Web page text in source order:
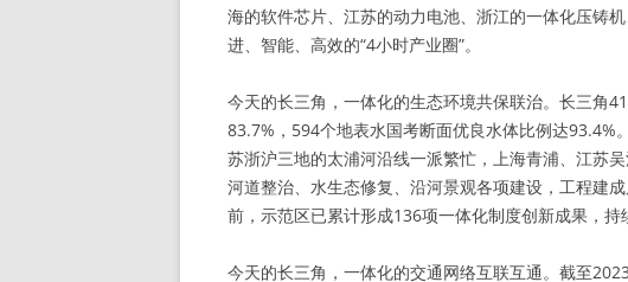
海的软件芯片、江苏的动力电池、浙江的一体化压铸
进、智能、高效的“4小时产业圈”。
今天的长三角，一体化的生态环境共保联治。长三角
83.7%，594个地表水国考断面优良水体比例达93.4%
苏浙沪三地的太浦河沿线一派繁忙，上海青浦、江苏
河道整治、水生态修复、沿河景观各项建设，工程建
前，示范区已累计形成136项一体化制度创新成果，持
今天的长三角，一体化的交通网络互联互通。截至